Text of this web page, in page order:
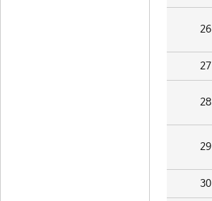
26
27
28
29
30